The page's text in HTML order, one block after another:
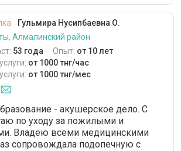
Гульмира Нусипбаевна О.
Алмалинский район
53 года Опыт: от 10 лет
от 1000 тнг/час
от 1000 тнг/мес
- акушерское дело. С
по уходу за пожилыми и
Владею всеми медицинскими
сопровождала подопечную с